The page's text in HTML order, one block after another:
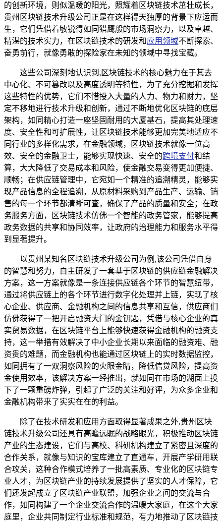
的创新环境，则似温暖的阳光，照耀着区块链技术茁壮成长，
贵州区块链技术升级公司正是在这样得天独厚的背景下应运而
生，它们凭借着敏锐得如同猎鹰般的市场洞察力，以及卓越、
精湛的技术实力，在区块链技术的研发和应用领域不断探索、
奋勇前行，就像勇敢的探险家在未知的领域中寻找宝藏。
这些公司深刻地认识到,区块链技术的核心魅力在于其去
中心化、不可篡改以及高度透明等特性，为了充分挖掘和发挥
这些特性的优势，它们不惜投入大量的人力、物力和财力，坚
定不移地进行技术升级和创新，通过不断地优化区块链的底层
架构，如同精心打造一座坚固耐用的大厦基石，提高其处理速
度、安全性和可扩展性，让区块链技术能够更加完美地适应不
同行业的多样化需求，在金融领域，区块链技术就像一位高
效、安全的金融卫士，能够实现快速、安全的跨境支付和结
算，大大降低了交易成本和风险，使金融交易变得更加便捷、
顺畅；在供应链管理中，它宛如一个精准的追溯精灵，能够实
现产品信息的全程追溯，从原材料采购到产品生产、运输、销
售的每一个环节都清晰可查，确保了产品的质量和安全；在政
务服务方面，区块链技术仿佛一个智能的政务管家，能够提高
政务数据的共享和协同效率，让政府的治理能力和服务水平得
到显著提升。
以贵州某知名区块链技术升级公司为例,该公司凭借自身
的智慧和努力，自主研发了一套基于区块链的供应链金融解决
方案，这一方案就像是一条连接供应链各个环节的智慧纽带，
通过将供应链上的各个环节进行数字化处理并上链，实现了核
心企业、供应商、金融机构之间的信息共享和互信，供应商们
仿佛获得了一把开启融资大门的金钥匙，凭借与核心企业的真
实贸易数据，在区块链平台上能够快速获得金融机构的融资支
持，这一举措有效解决了中小企业长期以来面临的融资难、融
资贵的难题，而金融机构也能通过区块链上的实时数据监控，
如同拥有了一双洞察风险的火眼金睛，降低信贷风险，提高资
金使用效率，该解决方案一经推出，就如同在市场的湖面上投
下了一颗重磅炸弹，引起了广泛的关注和好评，为众多企业和
金融机构带来了实实在在的利益。
除了在技术研发和应用方面取得显著成果之外,贵州区块
链技术升级公司还具有高瞻远瞩的战略眼光，积极推动区块链
产业的生态建设，它们与高校、科研机构建立了紧密且深度的
合作关系，就像与知识的宝库建立了直通车，开展产学研用联
合攻关，这种合作模式培养了一批高素质、专业化的区块链专
业人才，为区块链产业的持续发展提供了坚实的人才保障，它
们还发起成立了区块链产业联盟，加强企业之间的交流与合
作，如同构建了一个企业交流合作的温暖大家庭，在这个大家
庭里，企业共同制定行业标准和规范，有力地推动了区块链技